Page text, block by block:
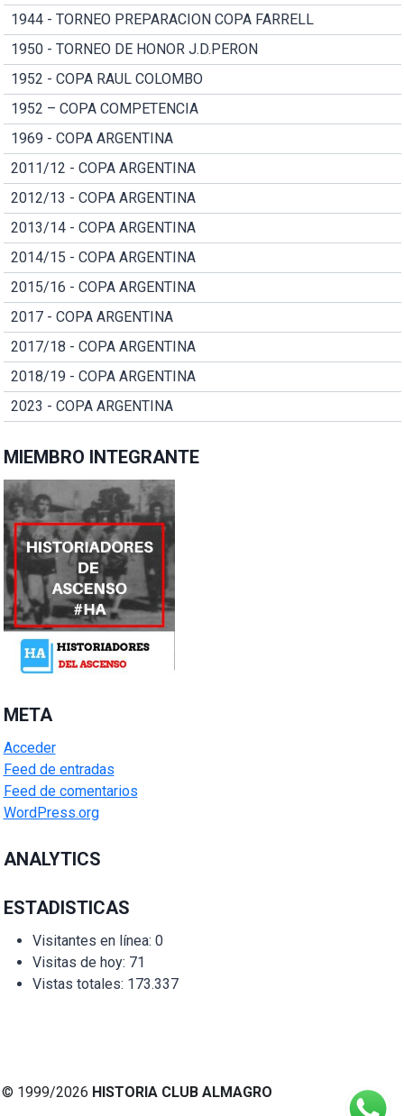
1944 - TORNEO PREPARACION COPA FARRELL
1950 - TORNEO DE HONOR J.D.PERON
1952 - COPA RAUL COLOMBO
1952 – COPA COMPETENCIA
1969 - COPA ARGENTINA
2011/12 - COPA ARGENTINA
2012/13 - COPA ARGENTINA
2013/14 - COPA ARGENTINA
2014/15 - COPA ARGENTINA
2015/16 - COPA ARGENTINA
2017 - COPA ARGENTINA
2017/18 - COPA ARGENTINA
2018/19 - COPA ARGENTINA
2023 - COPA ARGENTINA
MIEMBRO INTEGRANTE
META
Acceder
Feed de entradas
Feed de comentarios
WordPress.org
ANALYTICS
ESTADISTICAS
Visitantes en línea: 0
Visitas de hoy: 71
Vistas totales: 173.337
© 1999/2026 HISTORIA CLUB ALMAGRO